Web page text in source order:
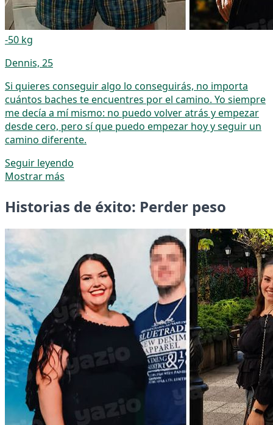
-50 kg
Dennis, 25
Si quieres conseguir algo lo conseguirás, no importa
cuántos baches te encuentres por el camino. Yo siempre
me decía a mí mismo: no puedo volver atrás y empezar
desde cero, pero sí que puedo empezar hoy y seguir un
camino diferente.
Seguir leyendo
Mostrar más
Historias de éxito: Perder peso